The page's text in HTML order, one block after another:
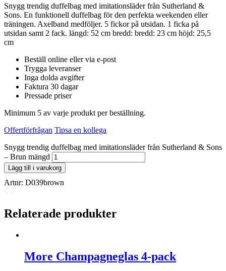
Snygg trendig duffelbag med imitationsläder från Sutherland &
Sons. En funktionell duffelbag för den perfekta weekenden eller
träningen. Axelband medföljer. 5 fickor på utsidan. 1 ficka på
utsidan samt 2 fack. längd: 52 cm bredd: bredd: 23 cm höjd: 25,5
cm
Beställ online eller via e-post
Trygga leveranser
Inga dolda avgifter
Faktura 30 dagar
Pressade priser
Minimum 5 av varje produkt per beställning.
Offertförfrågan Tipsa en kollega
Snygg trendig duffelbag med imitationsläder från Sutherland & Sons
– Brun mängd
Lägg till i varukorg
Artnr: D039brown
Relaterade produkter
More Champagneglas 4-pack